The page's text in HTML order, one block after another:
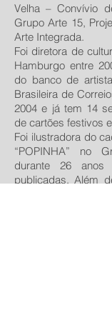
Velha – Convívio
Grupo Arte 15,
Arte Integrada.
Foi diretora de
Hamburgo entre
do banco de
Brasileira de
2004 e já tem 14
de cartões festivos
Foi ilustradora do
“POPINHA” no
durante 26 anos
publicadas. Além